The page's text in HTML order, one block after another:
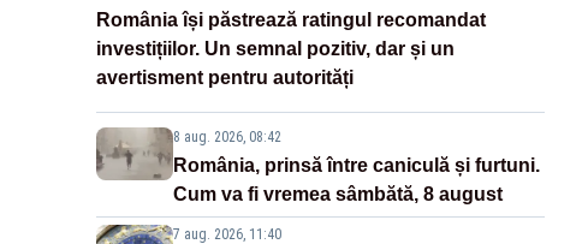
România își păstrează ratingul recomandat
investițiilor. Un semnal pozitiv, dar și un
avertisment pentru autorități
8 aug. 2026, 08:42
România, prinsă între caniculă și furtuni.
Cum va fi vremea sâmbătă, 8 august
7 aug. 2026, 11:40